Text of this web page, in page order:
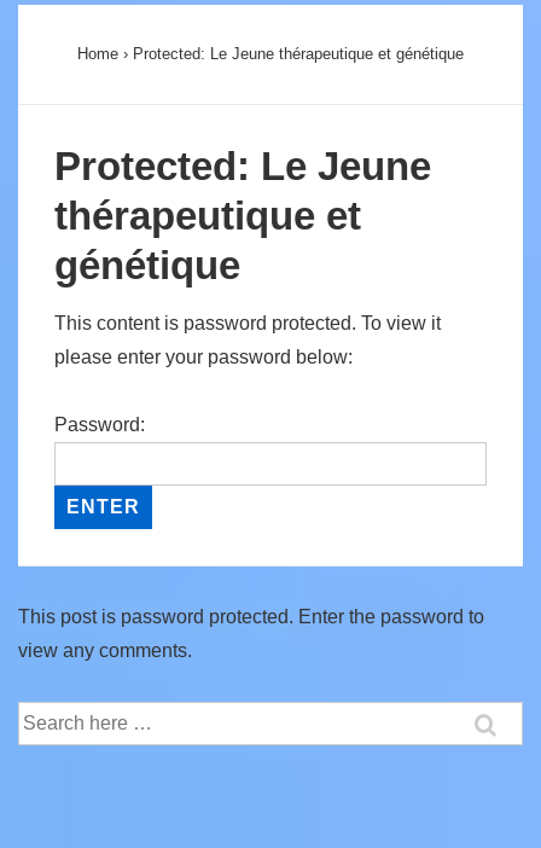
Home › Protected: Le Jeune thérapeutique et génétique
Protected: Le Jeune
thérapeutique et
génétique
This content is password protected. To view it
please enter your password below:
Password:
This post is password protected. Enter the password to
view any comments.
Search
for: